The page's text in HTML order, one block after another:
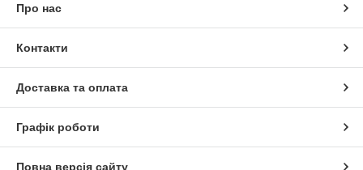
Про нас
Контакти
Доставка та оплата
Графік роботи
Повна версія сайту